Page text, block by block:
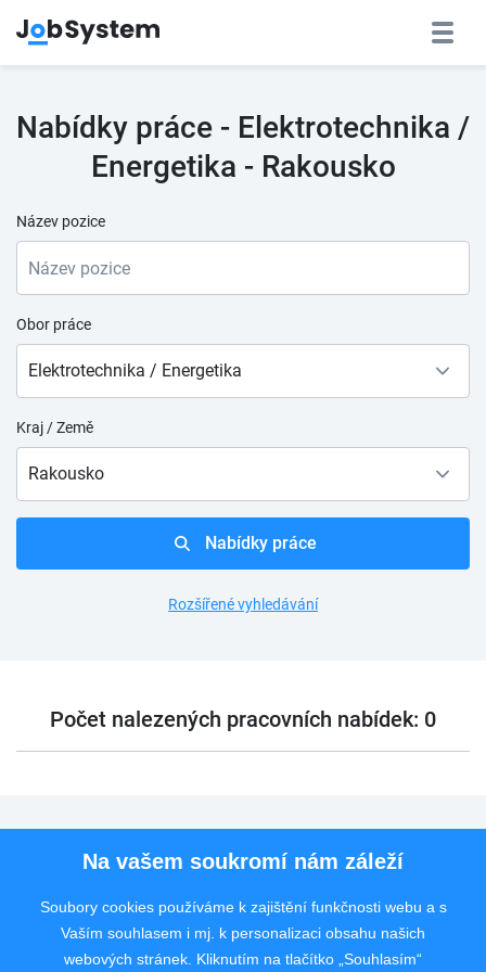
Nabídky práce - Elektrotechnika /
Energetika - Rakousko
Název pozice
Obor práce
Elektrotechnika / Energetika
Kraj / Země
Rakousko
Nabídky práce
Rozšířené vyhledávání
Počet nalezených pracovních nabídek: 0
Pro uchazeče
Rychlý kontakt
Na vašem soukromí nám záleží
Soubory cookies používáme k zajištění funkčnosti webu a s
Vaším souhlasem i mj. k personalizaci obsahu našich
webových stránek. Kliknutím na tlačítko „Souhlasím“